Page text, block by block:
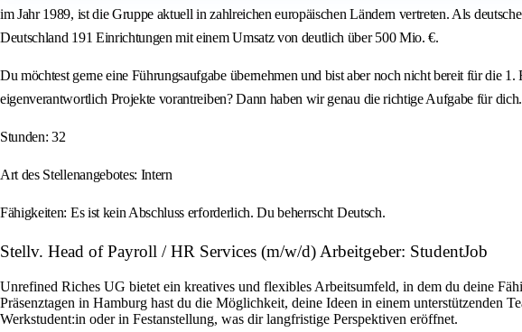
im Jahr 1989, ist die Gruppe aktuell in zahlreichen europäischen Ländern vertreten. Als
Deutschland 191 Einrichtungen mit einem Umsatz von deutlich über 500 Mio. €.
Du möchtest gerne eine Führungsaufgabe übernehmen und bist aber noch nicht bereit für die
eigenverantwortlich Projekte vorantreiben? Dann haben wir genau die richtige Aufgabe für dich.
Stunden: 32
Art des Stellenangebotes: Intern
Fähigkeiten: Es ist kein Abschluss erforderlich. Du beherrscht Deutsch.
Stellv. Head of Payroll / HR Services (m/w/d) Arbeitgeber: StudentJob
Unrefined Riches UG bietet ein kreatives und flexibles Arbeitsumfeld, in dem du deine
Präsenztagen in Hamburg hast du die Möglichkeit, deine Ideen in einem unterstützenden
Werkstudent:in oder in Festanstellung, was dir langfristige Perspektiven eröffnet.